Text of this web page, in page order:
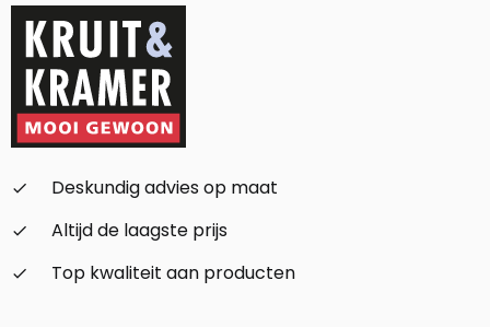
check_small
Deskundig advies op maat
check_small
Altijd de laagste prijs
check_small
Top kwaliteit aan producten